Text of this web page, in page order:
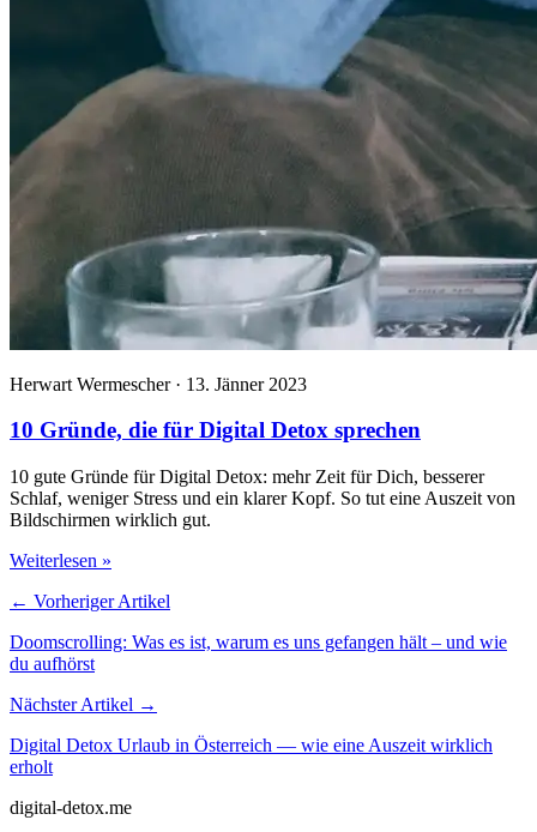
Herwart Wermescher · 13. Jänner 2023
10 Gründe, die für Digital Detox sprechen
10 gute Gründe für Digital Detox: mehr Zeit für Dich, besserer
Schlaf, weniger Stress und ein klarer Kopf. So tut eine Auszeit von
Bildschirmen wirklich gut.
Weiterlesen »
← Vorheriger Artikel
Doomscrolling: Was es ist, warum es uns gefangen hält – und wie
du aufhörst
Nächster Artikel →
Digital Detox Urlaub in Österreich — wie eine Auszeit wirklich
erholt
digital-detox.me